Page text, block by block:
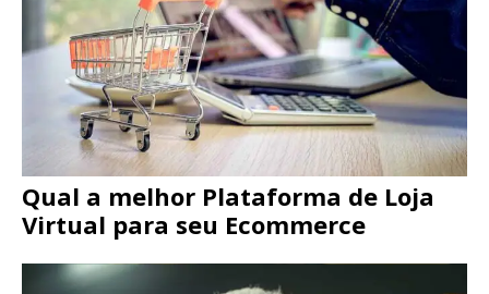
Qual a melhor Plataforma de Loja
Virtual para seu Ecommerce